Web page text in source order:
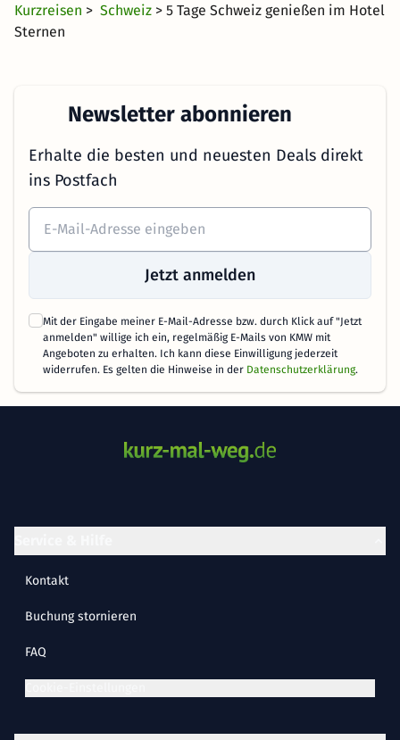
Kurzreisen > Schweiz > 5 Tage Schweiz genießen im Hotel
Sternen
Newsletter abonnieren
Erhalte die besten und neuesten Deals direkt
ins Postfach
Jetzt anmelden
Mit der Eingabe meiner E-Mail-Adresse bzw. durch Klick auf "Jetzt
anmelden" willige ich ein, regelmäßig E-Mails von KMW mit
Angeboten zu erhalten. Ich kann diese Einwilligung jederzeit
widerrufen. Es gelten die Hinweise in der Datenschutzerklärung.
Kontakt
Buchung stornieren
FAQ